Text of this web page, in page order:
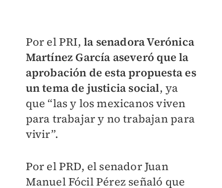
Por el PRI, la senadora Verónica
Martínez García aseveró que la
aprobación de esta propuesta es
un tema de justicia social, ya
que “las y los mexicanos viven
para trabajar y no trabajan para
vivir”.
Por el PRD, el senador Juan
Manuel Fócil Pérez señaló que